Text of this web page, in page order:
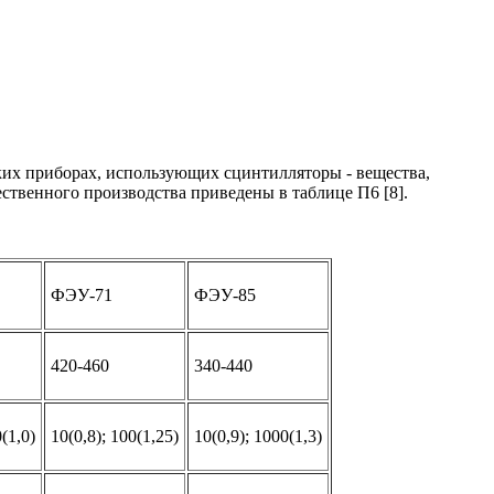
приборах, использующих сцинтилляторы - вещества,
производства приведены в таблице П6 [8].
ФЭУ-71 ФЭУ-85
420-460 340-440
10(0,8); 100(1,25) 10(0,9); 1000(1,3)